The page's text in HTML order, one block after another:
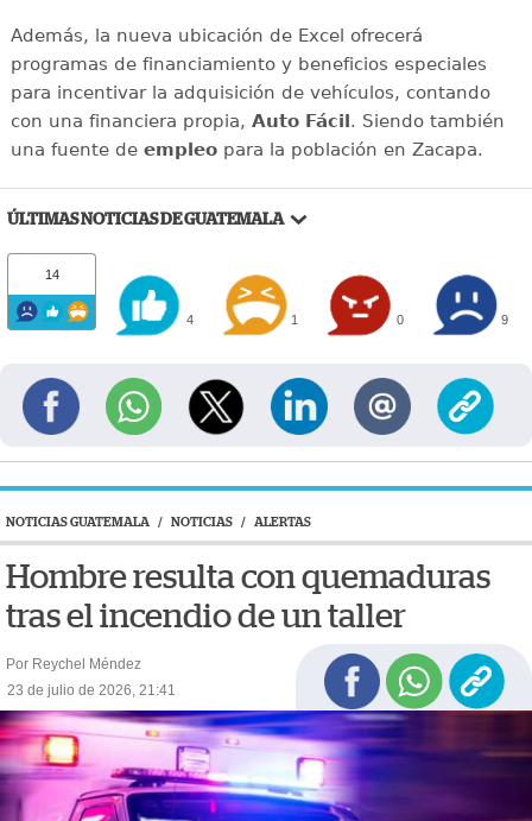
Además, la nueva ubicación de Excel ofrecerá
programas de financiamiento y beneficios especiales
para incentivar la adquisición de vehículos, contando
con una financiera propia, Auto Fácil. Siendo también
una fuente deempleopara la población en Zacapa.
ÚLTIMAS NOTICIAS DE GUATEMALA
14
4 1 0 9
NOTICIAS GUATEMALA / NOTICIAS / ALERTAS
Hombre resulta con quemaduras
tras el incendio de un taller
Por Reychel Méndez
23 de julio de 2026, 21:41